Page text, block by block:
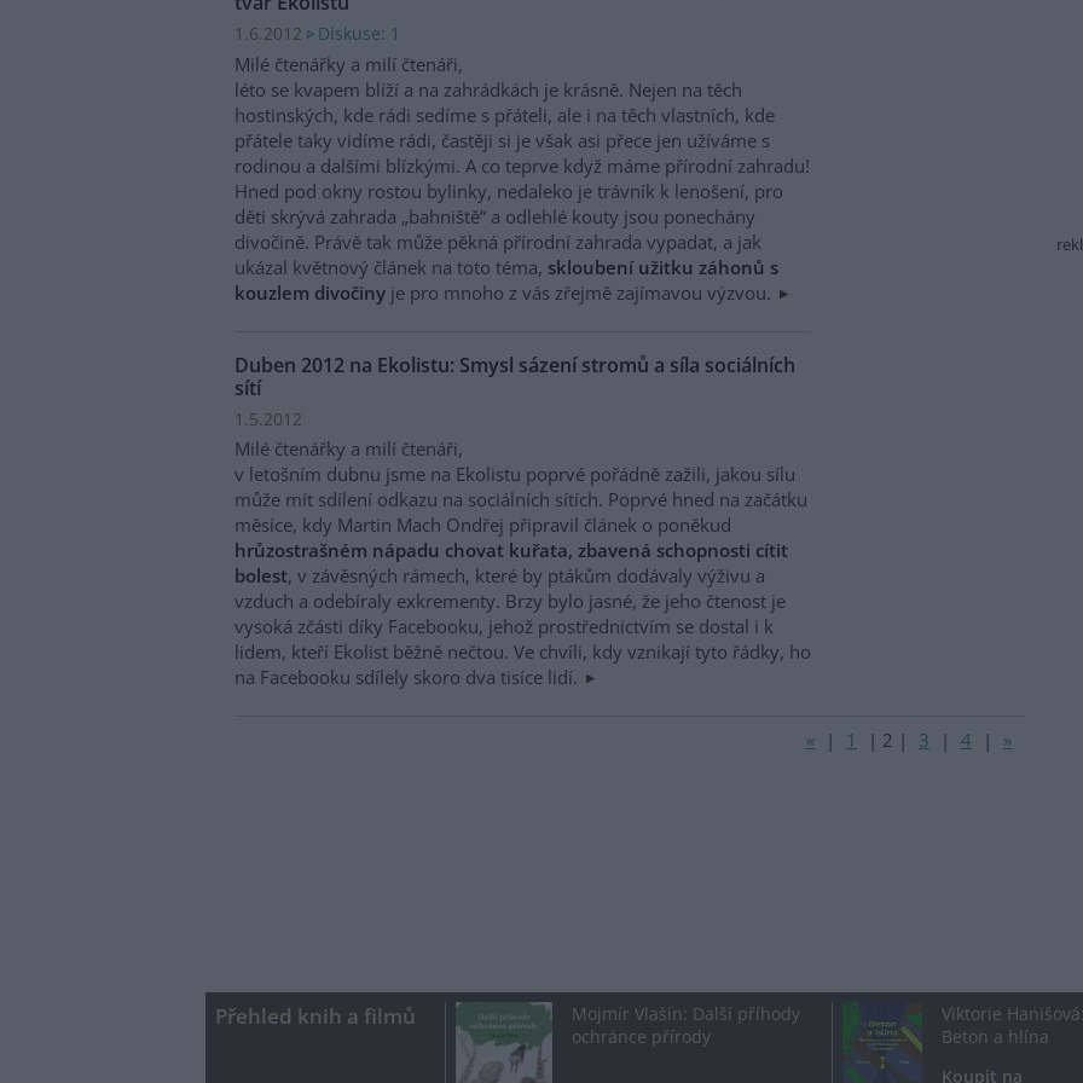
1.6.2012 Diskuse: 1
Milé čtenářky a milí čtenáři,
léto se kvapem blíží a na zahrádkách je krásně. Nejen na těch
hostinských, kde rádi sedíme s přáteli, ale i na těch vlastních, kde
přátele taky vidíme rádi, častěji si je však asi přece jen užíváme s
rodinou a dalšími blízkými. A co teprve když máme přírodní zahradu!
Hned pod okny rostou bylinky, nedaleko je trávník k lenošení, pro
děti skrývá zahrada „bahniště“ a odlehlé kouty jsou ponechány
divočině. Právě tak může pěkná přírodní zahrada vypadat, a jak
ukázal květnový článek na toto téma, skloubení užitku záhonů s
kouzlem divočiny je pro mnoho z vás zřejmě zajímavou výzvou.
Duben 2012 na Ekolistu: Smysl sázení stromů a síla sociálních
sítí
1.5.2012
Milé čtenářky a milí čtenáři,
v letošním dubnu jsme na Ekolistu poprvé pořádně zažili, jakou sílu
může mít sdílení odkazu na sociálních sítích. Poprvé hned na začátku
měsíce, kdy Martin Mach Ondřej připravil článek o poněkud
hrůzostrašném nápadu chovat kuřata, zbavená schopnosti cítit
bolest, v závěsných rámech, které by ptákům dodávaly výživu a
vzduch a odebíraly exkrementy. Brzy bylo jasné, že jeho čtenost je
vysoká zčásti díky Facebooku, jehož prostřednictvím se dostal i k
lidem, kteří Ekolist běžně nečtou. Ve chvíli, kdy vznikají tyto řádky, ho
na Facebooku sdílely skoro dva tisíce lidí.
« | 1 | 2 | 3 | 4 | »
Přehled knih a filmů
Mojmír Vlašín: Další příhody
ochránce přírody
Viktorie
Beton a hlína
Koupit na